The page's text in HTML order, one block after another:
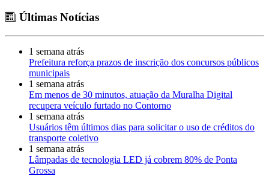
Últimas Notícias
1 semana atrás
Prefeitura reforça prazos de inscrição dos concursos públicos
municipais
1 semana atrás
Em menos de 30 minutos, atuação da Muralha Digital
recupera veículo furtado no Contorno
1 semana atrás
Usuários têm últimos dias para solicitar o uso de créditos do
transporte coletivo
1 semana atrás
Lâmpadas de tecnologia LED já cobrem 80% de Ponta
Grossa